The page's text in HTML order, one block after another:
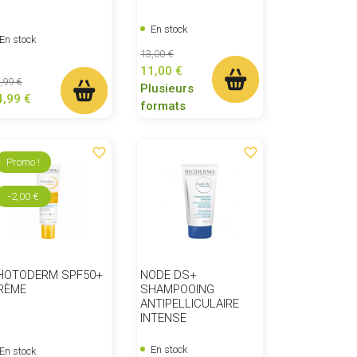
En stock
de base
€Prix
€
En stock
Prix de base
13,00 €Prix
11,00 €
Plusieurs
formats
favorite_border
SPF50+
En stock
Promo !
-2,00 €
favorite_border
NODE DS+
SHAMPOOING
ANTIPELLICULAIRE
INTENSE
En stock